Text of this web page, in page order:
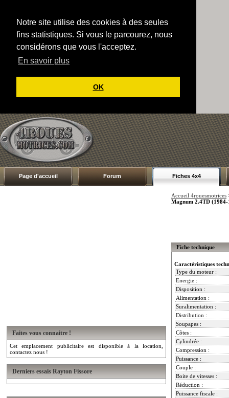
Notre site utilise des cookies à des seules
fins statistiques. Si vous le parcourez, nous
considérons que vous l'acceptez.
En savoir plus
OK
Page d'accueil Forum Fiches 4x4
Faites vous connaitre !
Cet emplacement publicitaire est disponible à la location,
contactez nous !
Derniers essais Rayton Fissore
Accueil 4rouesmotrices
Magnum 2.4TD (1984-
Fiche technique
Caractéristiques
Type du moteur :
Energie :
Disposition :
Alimentation :
Suralimentation :
Distribution :
Soupapes :
Côtes :
Cylindrée :
Compression :
Puissance :
Couple :
Boite de vitesses :
Réduction :
Puissance fiscale :